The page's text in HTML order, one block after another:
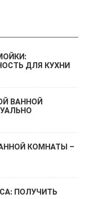
ДЛЯ КУХНИ
ВАННОЙ
КОМНАТЫ –
ПОЛУЧИТЬ